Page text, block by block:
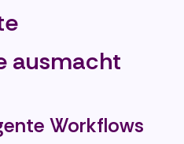
ausmacht
Workflows